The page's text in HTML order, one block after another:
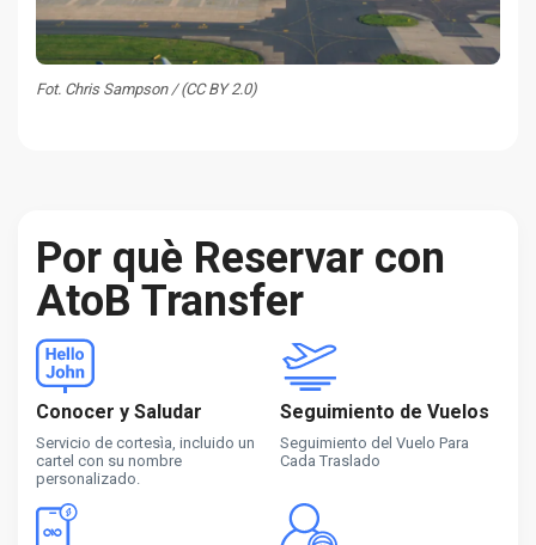
Fot. Chris Sampson / (CC BY 2.0)
Por què Reservar con
AtoB Transfer
Conocer y Saludar
Servicio de cortesìa, incluido un
cartel con su nombre
personalizado.
Seguimiento de Vuelos
Seguimiento del Vuelo Para
Cada Traslado